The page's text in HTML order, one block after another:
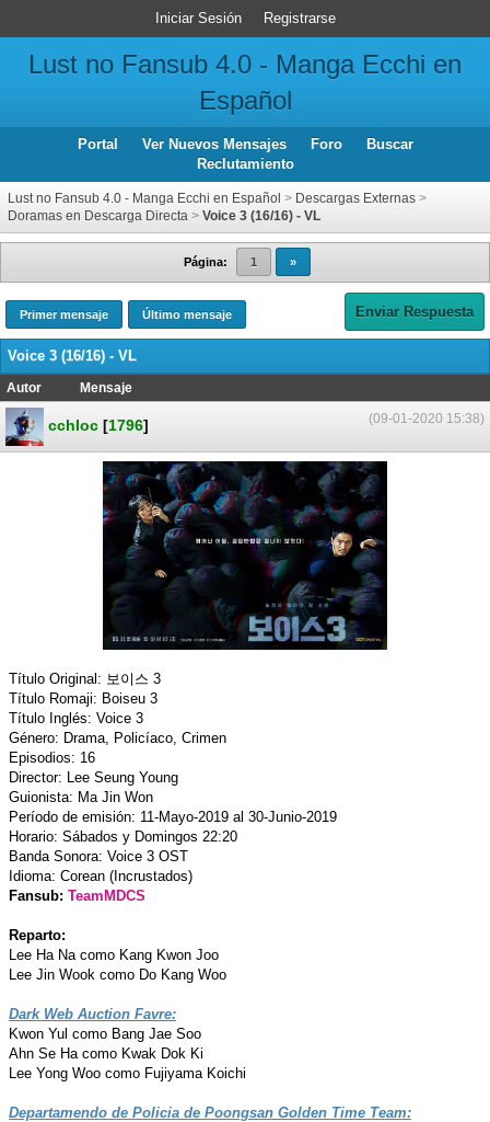
Iniciar Sesión Registrarse
Lust no Fansub 4.0 - Manga Ecchi en
Español
Portal Ver Nuevos Mensajes Foro
Buscar
Reclutamiento
Lust no Fansub 4.0 - Manga Ecchi en Español > Descargas Externas >
Doramas en Descarga Directa > Voice 3 (16/16) - VL
Página: 1 »
Primer mensaje Último mensaje Enviar Respuesta
Voice 3 (16/16) - VL
Autor
Mensaje
(09-01-2020 15:38)
cchloc [1796]
Título Original: 보이스 3
Título Romaji: Boiseu 3
Título Inglés: Voice 3
Género: Drama, Policíaco, Crimen
Episodios: 16
Director: Lee Seung Young
Guionista: Ma Jin Won
Período de emisión: 11-Mayo-2019 al 30-Junio-2019
Horario: Sábados y Domingos 22:20
Banda Sonora: Voice 3 OST
Idioma: Corean (Incrustados)
Fansub: TeamMDCS
Reparto:
Lee Ha Na como Kang Kwon Joo
Lee Jin Wook como Do Kang Woo
Dark Web Auction Favre:
Kwon Yul como Bang Jae Soo
Ahn Se Ha como Kwak Dok Ki
Lee Yong Woo como Fujiyama Koichi
Departamendo de Policia de Poongsan Golden Time Team: